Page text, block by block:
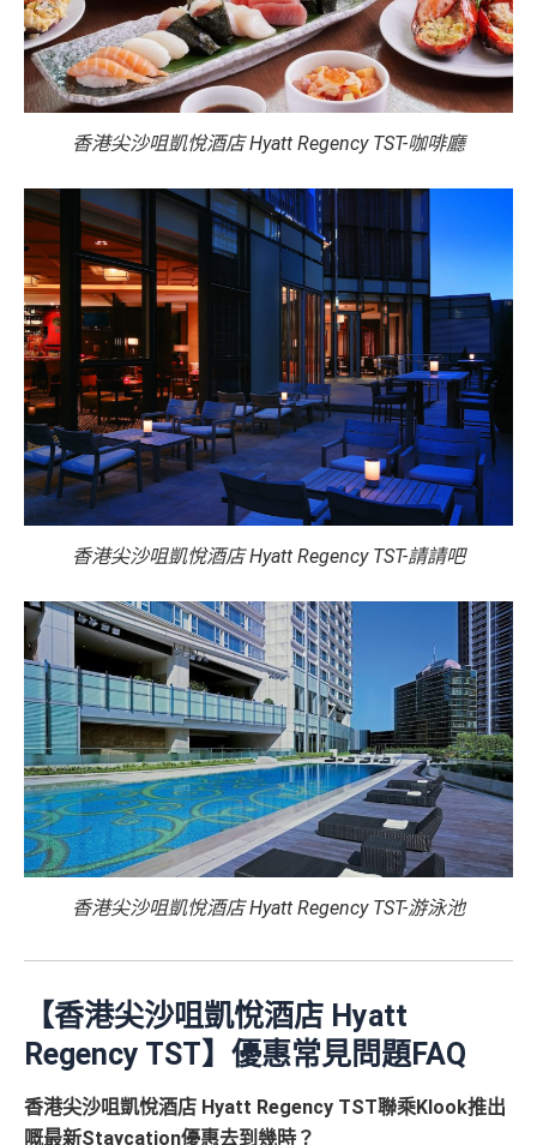
香港尖沙咀凱悅酒店 Hyatt Regency TST-咖啡廳
香港尖沙咀凱悅酒店 Hyatt Regency TST-請請吧
香港尖沙咀凱悅酒店 Hyatt Regency TST-游泳池
【香港尖沙咀凱悅酒店 Hyatt
Regency TST】優惠常見問題FAQ
香港尖沙咀凱悅酒店 Hyatt Regency TST聯乘Klook推出
嘅最新Staycation優惠去到幾時？